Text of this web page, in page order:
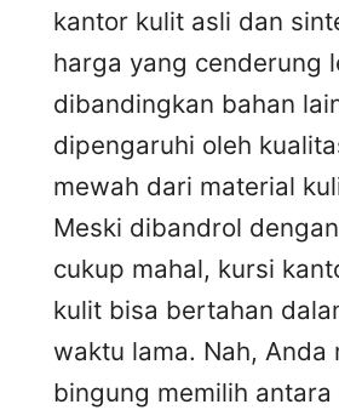
kantor kulit asli dan
harga yang cenderung
dibandingkan bahan
dipengaruhi oleh
mewah dari material
Meski dibandrol
cukup mahal, kursi
kulit bisa bertahan
waktu lama. Nah, Anda
bingung memilih